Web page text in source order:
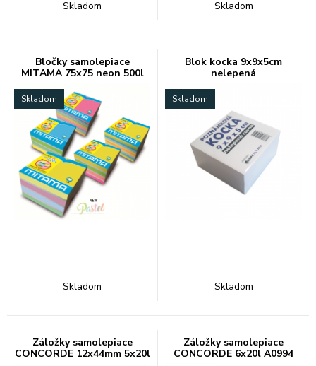
Skladom Skladom
Bločky samolepiace
MITAMA 75x75 neon 500l
Skladom
Skladom
Blok kocka 9x9x5cm
nelepená
Skladom
Skladom
Záložky samolepiace
CONCORDE 12x44mm 5x20l
Záložky samolepiace
CONCORDE 6x20l A0994